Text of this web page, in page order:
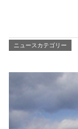
ニュースカテゴリー